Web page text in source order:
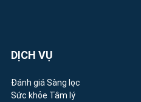
DỊCH VỤ
Đánh giá Sàng lọc
Sức khỏe Tâm lý